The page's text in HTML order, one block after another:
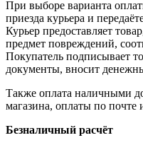
При выборе варианта
приезда курьера и
Курьер предоставляет
предмет повреждений,
Покупатель подписывает
документы, вносит
Также оплата наличными
магазина, оплаты по почте
Безналичный расчёт